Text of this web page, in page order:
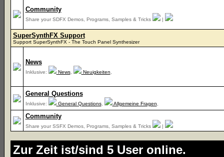
Community
Share your SDFX Demos, Programs, Samples & Tricks |
SuperSynthFX Support
Support SuperSynthFX - The Touch Panel Synthesizer
News
Inklusive: News, Neuigkeiten
General Questions
Inklusive: General Questions, Allgemeine Fragen
Community
Share your SSFX Demos, Programs, Samples & Tricks |
Zur Zeit ist/sind 5 User online.